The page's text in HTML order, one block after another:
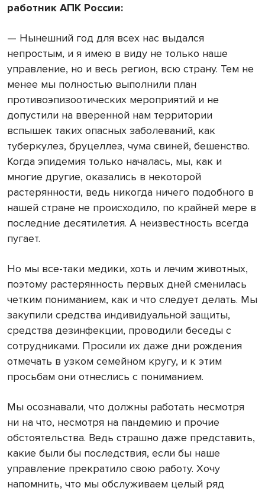
работник АПК России:
— Нынешний год для всех нас выдался
непростым, и я имею в виду не только наше
управление, но и весь регион, всю страну. Тем не
менее мы полностью выполнили план
противоэпизоотических мероприятий и не
допустили на вверенной нам территории
вспышек таких опасных заболеваний, как
туберкулез, бруцеллез, чума свиней, бешенство.
Когда эпидемия только началась, мы, как и
многие другие, оказались в некоторой
растерянности, ведь никогда ничего подобного в
нашей стране не происходило, по крайней мере в
последние десятилетия. А неизвестность всегда
пугает.
Но мы все-таки медики, хоть и лечим животных,
поэтому растерянность первых дней сменилась
четким пониманием, как и что следует делать. Мы
закупили средства индивидуальной защиты,
средства дезинфекции, проводили беседы с
сотрудниками. Просили их даже дни рождения
отмечать в узком семейном кругу, и к этим
просьбам они отнеслись с пониманием.
Мы осознавали, что должны работать несмотря
ни на что, несмотря на пандемию и прочие
обстоятельства. Ведь страшно даже представить,
какие были бы последствия, если бы наше
управление прекратило свою работу. Хочу
напомнить, что мы обслуживаем целый ряд